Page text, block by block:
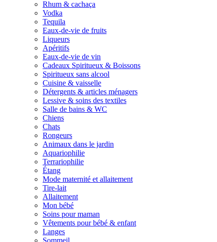
Rhum & cachaça
Vodka
Tequila
Eaux-de-vie de fruits
Liqueurs
Apéritifs
Eaux-de-vie de vin
Cadeaux Spiritueux & Boissons
Spiritueux sans alcool
Cuisine & vaisselle
Détergents & articles ménagers
Lessive & soins des textiles
Salle de bains & WC
Chiens
Chats
Rongeurs
Animaux dans le jardin
Aquariophilie
Terrariophilie
Étang
Mode maternité et allaitement
Tire-lait
Allaitement
Mon bébé
Soins pour maman
Vêtements pour bébé & enfant
Langes
Sommeil